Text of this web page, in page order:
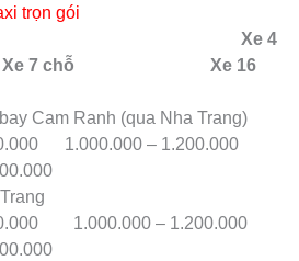
trọn gói
Xe 4
7 chỗ Xe 16
Cam Ranh (qua Nha Trang)
1.000.000 – 1.200.000
→ Nha Trang
1.000.000 – 1.200.000